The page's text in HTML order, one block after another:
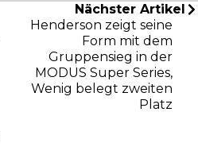
Nächster Artikel
Henderson zeigt seine
Form mit dem
Gruppensieg in der
MODUS Super Series,
Wenig belegt zweiten
Platz